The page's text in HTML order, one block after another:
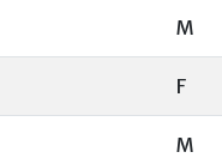
M
F
M